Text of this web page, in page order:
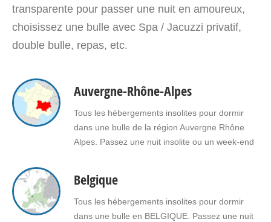
transparente pour passer une nuit en amoureux,
choisissez une bulle avec Spa / Jacuzzi privatif,
double bulle, repas, etc.
Auvergne-Rhône-Alpes
Tous les hébergements insolites pour dormir
dans une bulle de la région Auvergne Rhône
Alpes. Passez une nuit insolite ou un week-end
séjour insolite avec jacuzzi, spa, sauna dans
une bulle en Auvergne Rhône Alpes pour vous
ou pour…
Belgique
Tous les hébergements insolites pour dormir
dans une bulle en BELGIQUE. Passez une nuit